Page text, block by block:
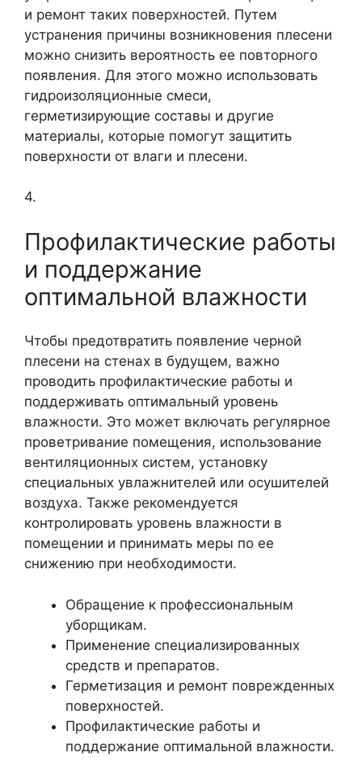
и ремонт таких поверхностей. Путем
устранения причины возникновения плесени
можно снизить вероятность ее повторного
появления. Для этого можно использовать
гидроизоляционные смеси,
герметизирующие составы и другие
материалы, которые помогут защитить
поверхности от влаги и плесени.
4.
Профилактические работы
и поддержание
оптимальной влажности
Чтобы предотвратить появление черной
плесени на стенах в будущем, важно
проводить профилактические работы и
поддерживать оптимальный уровень
влажности. Это может включать регулярное
проветривание помещения, использование
вентиляционных систем, установку
специальных увлажнителей или осушителей
воздуха. Также рекомендуется
контролировать уровень влажности в
помещении и принимать меры по ее
снижению при необходимости.
Обращение к профессиональным
уборщикам.
Применение специализированных
средств и препаратов.
Герметизация и ремонт поврежденных
поверхностей.
Профилактические работы и
поддержание оптимальной влажности.